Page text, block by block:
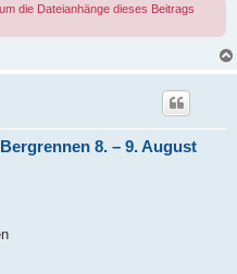
die Dateianhänge dieses Beitrags
8. – 9. August